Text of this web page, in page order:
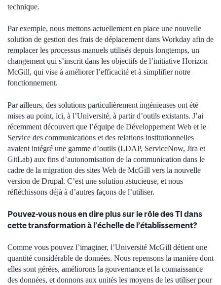
technique.
Par exemple, nous mettons actuellement en place une nouvelle
solution de gestion des frais de déplacement dans Workday afin de
remplacer les processus manuels utilisés depuis longtemps, un
changement qui s’inscrit dans les objectifs de l’initiative Horizon
McGill, qui vise à améliorer l’efficacité et à simplifier notre
fonctionnement.
Par ailleurs, des solutions particulièrement ingénieuses ont été
mises au point, ici, à l’Université, à partir d’outils existants. J’ai
récemment découvert que l’équipe de Développement Web et le
Service des communications et des relations institutionnelles
avaient intégré une gamme d’outils (LDAP, ServiceNow, Jira et
GitLab) aux fins d’autonomisation de la communication dans le
cadre de la migration des sites Web de McGill vers la nouvelle
version de Drupal. C’est une solution astucieuse, et nous
réfléchissons déjà à d’autres façons de l’utiliser.
Pouvez-vous nous en dire plus sur le rôle des TI dans
cette transformation à l’échelle de l’établissement?
Comme vous pouvez l’imaginer, l’Université McGill détient une
quantité considérable de données. Nous repensons la manière dont
elles sont gérées, améliorons la gouvernance et la connaissance
des données, et donnons aux unités les moyens de les utiliser pour